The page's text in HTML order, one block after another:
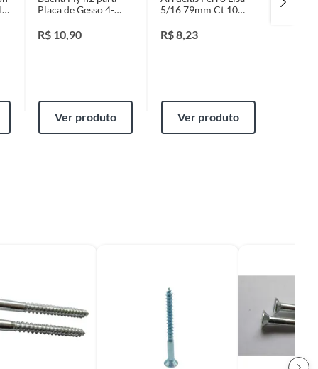
Placa de Gesso 4-
Branco
R$ 10,90
Ver produto
5/16 79mm Ct 10
R$8,23
Ver produto
1/4